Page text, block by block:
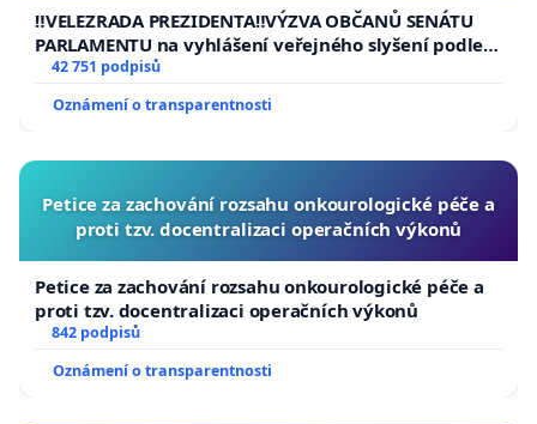
republiky
‼️VELEZRADA PREZIDENTA‼️VÝZVA OBČANŮ SENÁTU
PARLAMENTU na vyhlášení veřejného slyšení podle §
144 jednacího řádu Senátu k návrhu na přijetí
usnesení k podání ústavní žaloby na prezidenta
republiky
42 751 podpisů
Oznámení o transparentnosti
Petice za zachování rozsahu onkourologické péče a
proti tzv. docentralizaci operačních výkonů
Petice za zachování rozsahu onkourologické péče a
proti tzv. docentralizaci operačních výkonů
842 podpisů
Oznámení o transparentnosti